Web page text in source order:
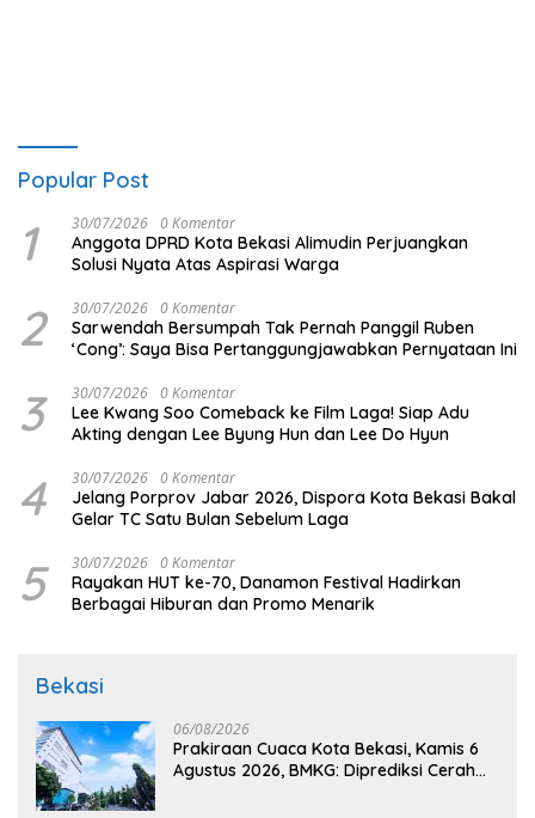
Popular Post
1 30/07/2026 0 Komentar
Anggota DPRD Kota Bekasi Alimudin Perjuangkan
Solusi Nyata Atas Aspirasi Warga
2 30/07/2026 0 Komentar
Sarwendah Bersumpah Tak Pernah Panggil Ruben
‘Cong’: Saya Bisa Pertanggungjawabkan Pernyataan Ini
3 30/07/2026 0 Komentar
Lee Kwang Soo Comeback ke Film Laga! Siap Adu
Akting dengan Lee Byung Hun dan Lee Do Hyun
4 30/07/2026 0 Komentar
Jelang Porprov Jabar 2026, Dispora Kota Bekasi Bakal
Gelar TC Satu Bulan Sebelum Laga
5 30/07/2026 0 Komentar
Rayakan HUT ke-70, Danamon Festival Hadirkan
Berbagai Hiburan dan Promo Menarik
Bekasi
06/08/2026
Prakiraan Cuaca Kota Bekasi, Kamis 6
Agustus 2026, BMKG: Diprediksi Cerah